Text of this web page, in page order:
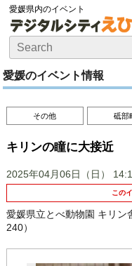
愛媛県内のイベント
愛媛のイベント情報
その他 砥部
キリンの瞳に大接近
2025年04月06日（日）
この
愛媛県立とべ動物園 キリン
240）